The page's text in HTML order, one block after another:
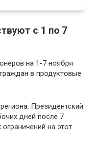
с 1 по 7
Президентский
дней после 7
на этот